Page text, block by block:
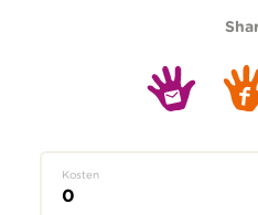
Kosten
0